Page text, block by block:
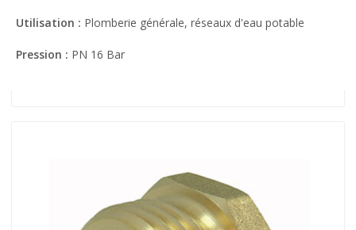
Utilisation : Plomberie générale, réseaux d'eau potable
Pression : PN 16 Bar